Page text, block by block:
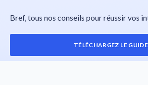
Bref, tous nos conseils pour réussir vos
TÉLÉCHARGEZ LE GUIDE